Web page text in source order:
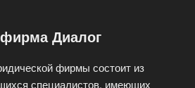
Диалог
фирмы состоит из
специалистов, имеющих